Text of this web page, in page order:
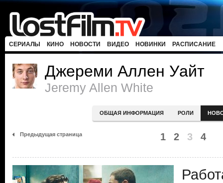
СЕРИАЛЫ КИНО НОВОСТИ ВИДЕО НОВИНКИ РАСПИСАНИЕ
Джереми Аллен Уайт
Jeremy Allen White
ОБЩАЯ ИНФОРМАЦИЯ РОЛИ
Предыдущая страница 1 2 3 4